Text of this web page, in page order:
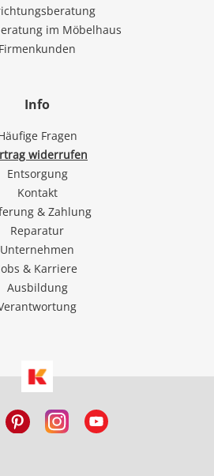
im Möbelhaus
Firmenkunden
Info
Fragen
widerrufen
Entsorgung
Kontakt
& Zahlung
Reparatur
Unternehmen
& Karriere
Ausbildung